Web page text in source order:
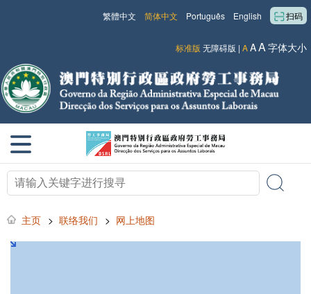
扫码
English
Português
简体中文
繁體中文
标准版 无障碍版 | AAA字体大小
主页 > 联络我们 > 网上地图